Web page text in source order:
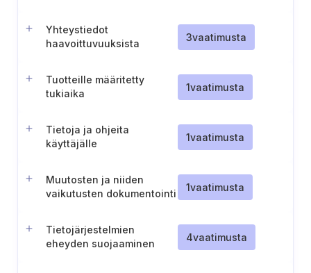
Yhteystiedot
haavoittuvuuksista
3vaatimusta
Tuotteille määritetty
tukiaika
1vaatimusta
Tietoja ja ohjeita
käyttäjälle
1vaatimusta
Muutosten ja niiden
vaikutusten dokumentointi
1vaatimusta
Tietojärjestelmien
eheyden suojaaminen
4vaatimusta